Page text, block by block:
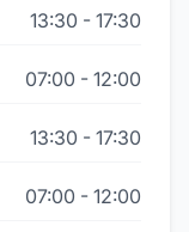
13:30 - 17:30
07:00 - 12:00
13:30 - 17:30
07:00 - 12:00